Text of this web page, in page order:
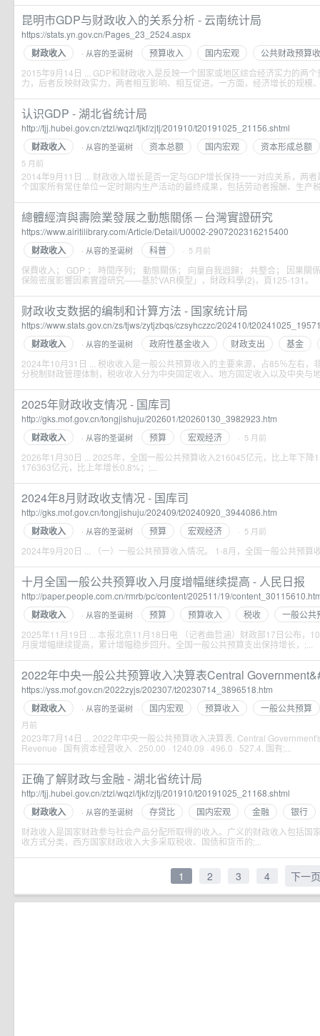
昆明市GDP与财政收入的关系分析 - 云南统计局
https://stats.yn.gov.cn/Pages_23_2524.aspx
财政收入 · 从容的圣诞树 · 预算收入 国内宏观
公共财政预算
2015年9月14日 ... GDP和财政收入是反映一个国家或地区综合经济实力的两
力，后者反映财政实力，两者相互影响、相互促进。一方面，经济增长的规模
认识GDP - 湖北省统计局
http://tjj.hubei.gov.cn/ztzl/wqzl/tjkf/zjtj/201910/t20191025_21156.shtml
财政收入 · 从容的圣诞树 · 资本总额 国内宏观 资本形成总额
5 月前
2014年9月11日 ... 财政收入增长是否一定与GDP增长保持一一对应关系，两
个国家所有常住单位一定时期内生产活动的最终成果，包括劳动者报酬、生产
總體經濟與壽險業發展之動態關係－台灣實證研究
https://www.airitilibrary.com/Article/Detail/U0002-2907202316215400
财政收入 · 从容的圣诞树 · 科普 · 5 月前
保費收入； GDP ； 時間序列； 動態關係； 向量自我迴歸； 共整合； 因果關
保險密度影響因素實證研究——基於VAR模型」，財政科學(2)，頁125-131。
财政收支数据的编制和计算方法 - 国家统计局
https://www.stats.gov.cn/zs/tjws/zytjzbqs/czsyhczzc/202410/
财政收入 · 从容的圣诞树 · 政府性基金收入 财政支出
基金
2024年10月31日 ... 税收收入是一般公共预算收入的主要来源，占85％左右，
分税制财政管理体制，税收收入分为中央固定收入、地方固定收入以及中央与
2025年财政收支情况 - 国库司
http://gks.mof.gov.cn/tongjishuju/202601/t20260130_3982923.htm
财政收入 · 从容的圣诞树 · 预算 宏观经济 · 5 月前
2026年1月30日 ... 2025年，全国一般公共预算收入216045亿元，比上年下降
176363亿元，比上年增长0.8%；;...
2024年8月财政收支情况 - 国库司
http://gks.mof.gov.cn/tongjishuju/202409/t20240920_3944086.htm
财政收入 · 从容的圣诞树 · 预算 宏观经济 · 5 月前
2024年9月20日 ... （一）一般公共预算收入情况。 1-8月，全国一般公共预算
十月全国一般公共预算收入月度增幅继续提高 - 人民日报
http://paper.people.com.cn/rmrb/pc/content/202511/19/
财政收入 · 从容的圣诞树 · 预算 预算收入 税收
一般公共
2025年11月19日 ... 本报北京11月18日电 （记者曲哲涵）财政部17日公布，
月度增幅继续提高，累计增幅稳步回升。全国一般公共预算支出保持增长，;...
2022年中央一般公共预算收入决算表Central
https://yss.mof.gov.cn/2022zyjs/202307/t20230714_3896518.htm
财政收入 · 从容的圣诞树 · 国内宏观 预算收入 一般公共预算
月前
2023年7月14日 ... 2022年中央一般公共预算收入决算表. Central
Revenue · 国有资本经营收入 · 250.00 · 1240.09 · 496.0 · 527.4. 国有;...
正确了解财政与金融 - 湖北省统计局
http://tjj.hubei.gov.cn/ztzl/wqzl/tjkf/zjtj/201910/t20191025_21168.shtml
财政收入 · 从容的圣诞树 · 存贷比 国内宏观 金融 银行
财政收入是国家财政参与社会产品分配所取得的收入。广义的财政收入包括国
收方式分类，西方国家财政收入大多采取税收、国债和货币的;...
1 2 3 4 下一页